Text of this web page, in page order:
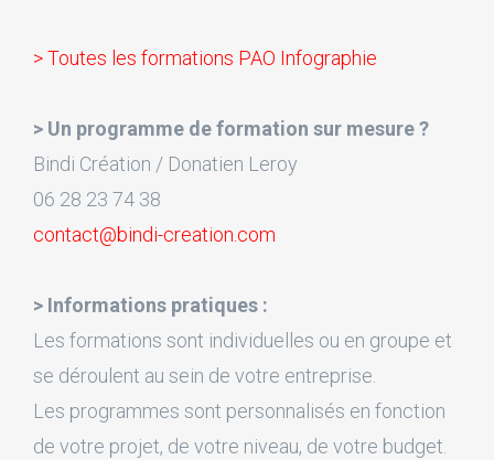
> Toutes les formations PAO Infographie
> Un programme de formation sur mesure ?
Bindi Création / Donatien Leroy
06 28 23 74 38
contact@bindi-creation.com
> Informations pratiques :
Les formations sont individuelles ou en groupe et
se déroulent au sein de votre entreprise.
Les programmes sont personnalisés en fonction
de votre projet, de votre niveau, de votre budget.